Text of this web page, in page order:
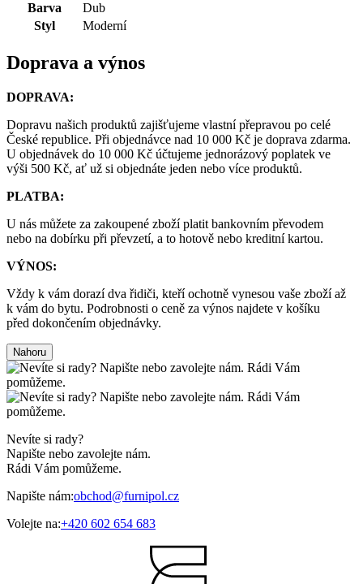
Barva
Dub
Styl
Moderní
Doprava a výnos
DOPRAVA:
Dopravu našich produktů zajišťujeme vlastní přepravou po celé
České republice. Při objednávce nad 10 000 Kč je doprava zdarma.
U objednávek do 10 000 Kč účtujeme jednorázový poplatek ve
výši 500 Kč, ať už si objednáte jeden nebo více produktů.
PLATBA:
U nás můžete za zakoupené zboží platit bankovním převodem
nebo na dobírku při převzetí, a to hotově nebo kreditní kartou.
VÝNOS:
Vždy k vám dorazí dva řidiči, kteří ochotně vynesou vaše zboží až
k vám do bytu. Podrobnosti o ceně za výnos najdete v košíku
před dokončením objednávky.
Nahoru
Nevíte si rady?
Napište nebo zavolejte nám.
Rádi Vám pomůžeme.
Napište nám:obchod@furnipol.cz
Volejte na:+420 602 654 683